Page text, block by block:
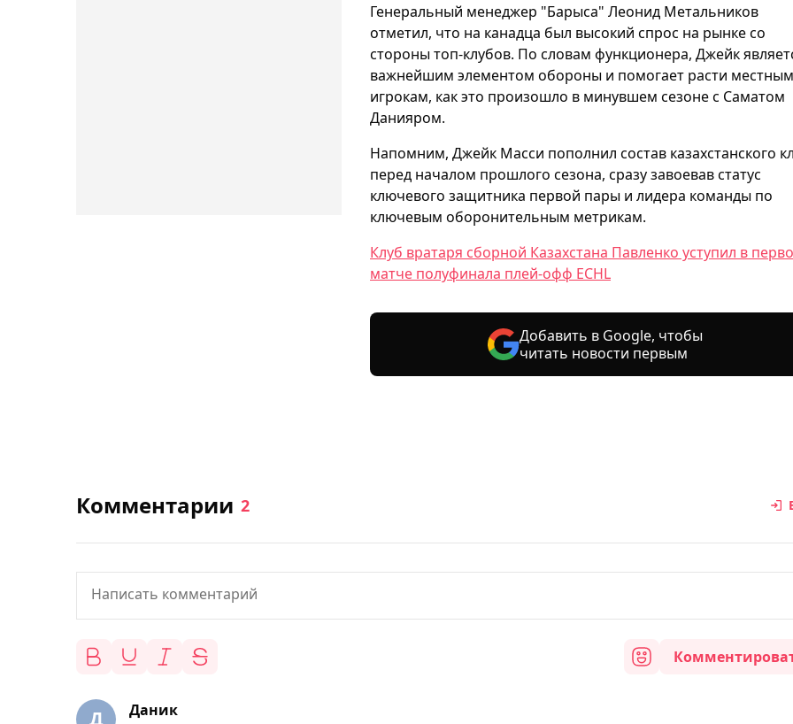
Генеральный менеджер "Барыса" Леонид Метальников
отметил, что на канадца был высокий спрос на рынке со
стороны топ-клубов. По словам функционера, Джейк
важнейшим элементом обороны и помогает расти местным
игрокам, как это произошло в минувшем сезоне с Саматом
Данияром.
Напомним, Джейк Масси пополнил состав казахстанского
перед началом прошлого сезона, сразу завоевав статус
ключевого защитника первой пары и лидера команды по
ключевым оборонительным метрикам.
Клуб вратаря сборной Казахстана Павленко уступил в
матче полуфинала плей-офф ECHL
Добавить в Google, чтобы
читать новости первым
Комментарии 2
Даник